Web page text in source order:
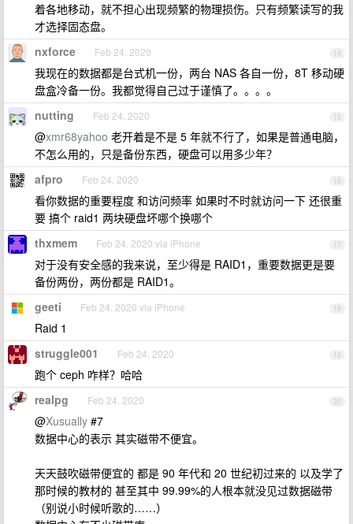
着各地移动，就不担心出现频繁的物理损伤。只有频繁读写的我
才选择固态盘。
14
nxforce Feb 24, 2020
我现在的数据都是台式机一份，两台 NAS 各自一份，8T 移动硬
盘盒冷备一份。我都觉得自己过于谨慎了。。。。
15
nutting Feb 24, 2020
@xmr68yahoo 老开着是不是 5 年就不行了，如果是普通电脑，
不怎么用的，只是备份东西，硬盘可以用多少年？
16
afpro Feb 24, 2020
看你数据的重要程度 和访问频率 如果时不时就访问一下 还很重
要 搞个 raid1 两块硬盘坏哪个换哪个
17
thxmem Feb 24, 2020 via iPhone
对于没有安全感的我来说，至少得是 RAID1，重要数据更是要
备份两份，两份都是 RAID1。
18
geeti Feb 24, 2020 via iPhone
Raid 1
19
struggle001 Feb 24, 2020
跑个 ceph 咋样？哈哈
20
realpg Feb 24, 2020
@Xusually #7
数据中心的表示 其实磁带不便宜。
天天鼓吹磁带便宜的 都是 90 年代和 20 世纪初过来的 以及学了
那时候的教材的 甚至其中 99.99%的人根本就没见过数据磁带
（别说小时候听歌的……）